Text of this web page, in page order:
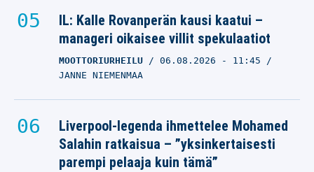
IL: Kalle Rovanperän kausi kaatui –
manageri oikaisee villit spekulaatiot
MOOTTORIURHEILU 06.08.2026 - 11:45
JANNE NIEMENMAA
Liverpool-legenda ihmettelee Mohamed
Salahin ratkaisua – ”yksinkertaisesti
parempi pelaaja kuin tämä”